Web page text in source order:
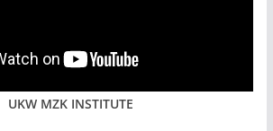
UKW MZK INSTITUTE